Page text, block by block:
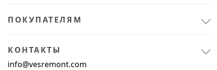
ПОКУПАТЕЛЯМ
КОНТАКТЫ
info@vesremont.com